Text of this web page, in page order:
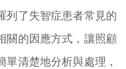
列了失智症患者常見的
關的因應方式，讓照顧
清楚地分析與處理，